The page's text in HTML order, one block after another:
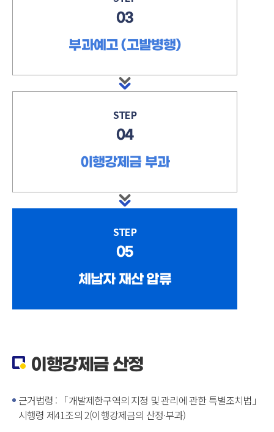
03
부과예고 (고발병행)
STEP
04
이행강제금 부과
STEP
05
체납자 재산 압류
이행강제금 산정
근거법령 : 「개발제한구역의 지정 및 관리에 관한 특별조치법」
시행령 제41조의 2(이행강제금의 산정·부과)